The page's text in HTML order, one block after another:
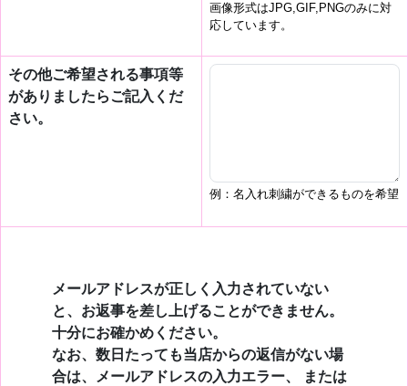
画像形式はJPG,GIF,PNGのみに対
応しています。
その他ご希望される事項等
がありましたらご記入くだ
さい。
例：名入れ刺繍ができるものを希望
メールアドレスが正しく入力されていない
と、お返事を差し上げることができません。
十分にお確かめください。
なお、数日たっても当店からの返信がない場
合は、メールアドレスの入力エラー、 または